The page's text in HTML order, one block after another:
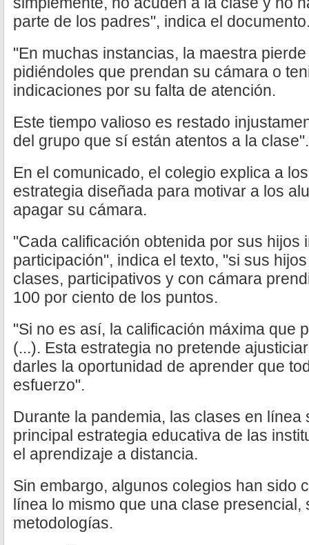
parte de los padres", indica el
"En muchas instancias, la maestra
pidiéndoles que prendan su cámara o
indicaciones por su falta de atención.
Este tiempo valioso es restado
del grupo que sí están atentos a la clase".
En el comunicado, el colegio explica a
estrategia diseñada para motivar a los
apagar su cámara.
"Cada calificación obtenida por sus hijos
participación", indica el texto, "si sus
clases, participativos y con cámara
100 por ciento de los puntos.
"Si no es así, la calificación máxima que
(...). Esta estrategia no pretende
darles la oportunidad de aprender que
esfuerzo".
Durante la pandemia, las clases en línea
principal estrategia educativa de las
el aprendizaje a distancia.
Sin embargo, algunos colegios han sido
línea lo mismo que una clase
metodologías.